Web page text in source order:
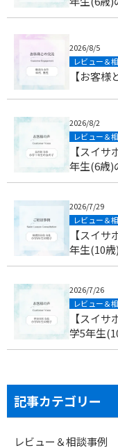
2026/8/5
レビュー＆
【お客
2026/8/2
レビュー＆
【スイ
年生(6歳)
2026/7/29
レビュー＆
【スイ
年生(10
2026/7/26
レビュー＆
【スイ
学5年生
記事カテゴリー
レビュー＆相談事例